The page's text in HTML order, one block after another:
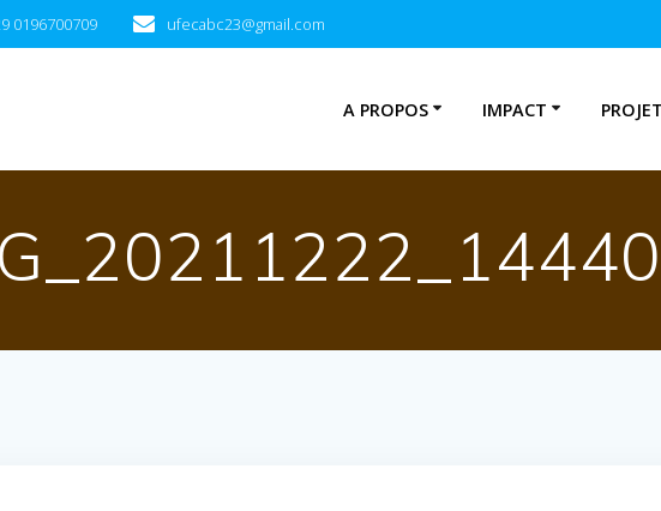
0196700709 ufecabc23@gmail.com
A PROPOS IMPACT